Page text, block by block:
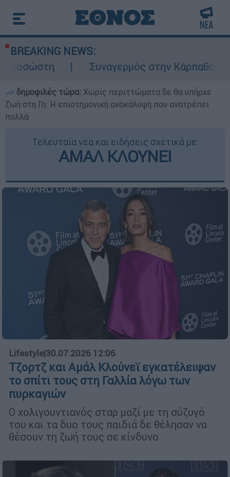
BREAKING NEWS:
Συναγερμός στην Κάρπαθο: Βρέθηκαν
δημοφιλές τώρα: Χωρίς περιττώματα δε θα υπήρχε
ζωή στη Γη: Η επιστημονική ανακάλυψη που ανατρέπει
πολλά
Τελευταία νέα και ειδήσεις σχετικά με:
ΑΜΑΛ ΚΛΟΥΝΕΙ
Lifestyle|30.07.2026 12:06
Τζορτζ και Αμάλ Κλούνεϊ εγκατέλειψαν
το σπίτι τους στη Γαλλία λόγω των
πυρκαγιών
Ο χολιγουντιανός σταρ μαζί με τη σύζυγό
του και τα δυο τους παιδιά δε θέλησαν να
θέσουν τη ζωή τους σε κίνδυνο